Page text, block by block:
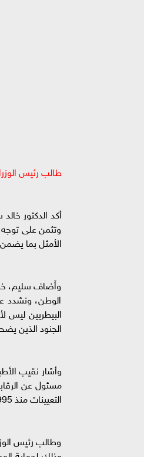
طالب رئيس
أكد الدكتور
وتثمن على
الأمثل بما
وأَضاف سليم،
الوطن، ونشدد
البيطريين ليس
الجنود الذين
مسئول عن
التعيينات منذ 1995 بقرار من الدولة، فى ظل استمرار خروج الأطباء البيطريين العاملين بها على المعاش.
وطالب رئيس